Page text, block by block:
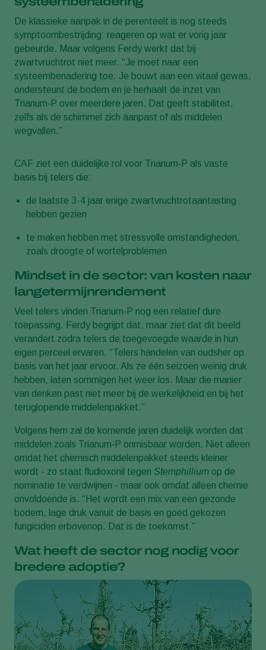
De klassieke aanpak in de perenteelt is nog steeds
symptoombestrijding: reageren op wat er vorig jaar
gebeurde. Maar volgens Ferdy werkt dat bij
zwartvruchtrot niet meer. “Je moet naar een
systeembenadering toe. Je bouwt aan een vitaal gewas,
ondersteunt de bodem en je herhaalt de inzet van
Trianum‑P over meerdere jaren. Dat geeft stabiliteit,
zelfs als de schimmel zich aanpast of als middelen
wegvallen.”
CAF ziet een duidelijke rol voor Trianum‑P als vaste
basis bij telers die:
de laatste 3-4 jaar enige zwartvruchtrotaantasting
hebben gezien
te maken hebben met stressvolle omstandigheden,
zoals droogte of wortelproblemen
Mindset in de sector: van kosten naar
langetermijnrendement
Veel telers vinden Trianum‑P nog een relatief dure
toepassing. Ferdy begrijpt dat, maar ziet dat dit beeld
verandert zodra telers de toegevoegde waarde in hun
eigen perceel ervaren. “Telers handelen van oudsher op
basis van het jaar ervoor. Als ze één seizoen weinig druk
hebben, laten sommigen het weer los. Maar die manier
van denken past niet meer bij de werkelijkheid en bij het
teruglopende middelenpakket.”
Volgens hem zal de komende jaren duidelijk worden dat
middelen zoals Trianum‑P onmisbaar worden. Niet alleen
omdat het chemisch middelenpakket steeds kleiner
wordt - zo staat fludioxonil tegen Stemphillium op de
nominatie te verdwijnen - maar ook omdat alleen chemie
onvoldoende is. “Het wordt een mix van een gezonde
bodem, lage druk vanuit de basis en goed gekozen
fungiciden erbovenop. Dat is de toekomst.”
Wat heeft de sector nog nodig voor
bredere adoptie?